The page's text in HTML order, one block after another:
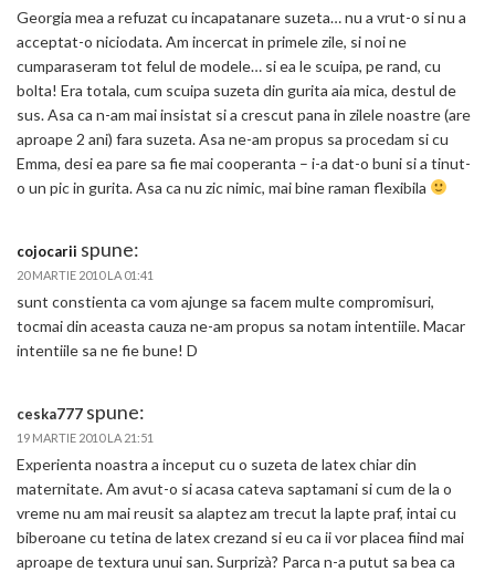
Georgia mea a refuzat cu incapatanare suzeta… nu a vrut-o si nu a
acceptat-o niciodata. Am incercat in primele zile, si noi ne
cumparaseram tot felul de modele… si ea le scuipa, pe rand, cu
bolta! Era totala, cum scuipa suzeta din gurita aia mica, destul de
sus. Asa ca n-am mai insistat si a crescut pana in zilele noastre (are
aproape 2 ani) fara suzeta. Asa ne-am propus sa procedam si cu
Emma, desi ea pare sa fie mai cooperanta – i-a dat-o buni si a tinut-
o un pic in gurita. Asa ca nu zic nimic, mai bine raman flexibila
cojocarii spune:
20 MARTIE 2010 LA 01:41
sunt constienta ca vom ajunge sa facem multe compromisuri,
tocmai din aceasta cauza ne-am propus sa notam intentiile. Macar
intentiile sa ne fie bune! D
ceska777 spune:
19 MARTIE 2010 LA 21:51
Experienta noastra a inceput cu o suzeta de latex chiar din
maternitate. Am avut-o si acasa cateva saptamani si cum de la o
vreme nu am mai reusit sa alaptez am trecut la lapte praf, intai cu
biberoane cu tetina de latex crezand si eu ca ii vor placea fiind mai
aproape de textura unui san. Surprizà? Parca n-a putut sa bea ca